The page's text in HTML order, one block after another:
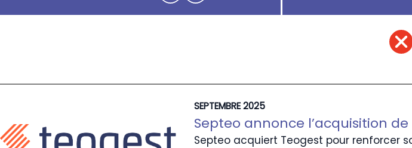
SEPTEMBRE 2025
Septeo annonce l’acquisition de
Septeo acquiert Teogest pour renforcer